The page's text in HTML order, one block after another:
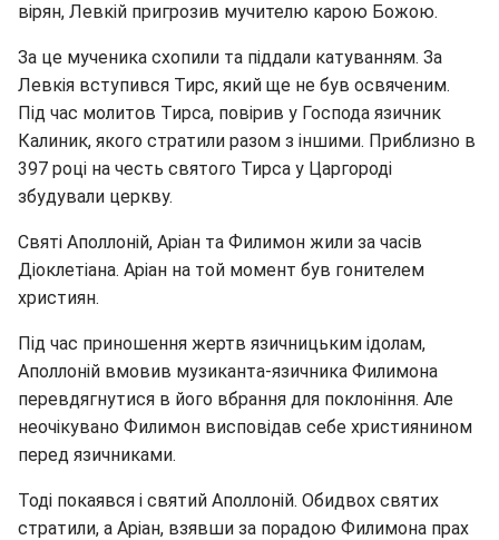
вірян, Левкій пригрозив мучителю карою Божою.
За це мученика схопили та піддали катуванням. За
Левкія вступився Тирс, який ще не був освяченим.
Під час молитов Тирса, повірив у Господа язичник
Калиник, якого стратили разом з іншими. Приблизно в
397 році на честь святого Тирса у Царгороді
збудували церкву.
Святі Аполлоній, Аріан та Филимон жили за часів
Діоклетіана. Аріан на той момент був гонителем
християн.
Під час приношення жертв язичницьким ідолам,
Аполлоній вмовив музиканта-язичника Филимона
перевдягнутися в його вбрання для поклоніння. Але
неочікувано Филимон висповідав себе християнином
перед язичниками.
Тоді покаявся і святий Аполлоній. Обидвох святих
стратили, а Аріан, взявши за порадою Филимона прах